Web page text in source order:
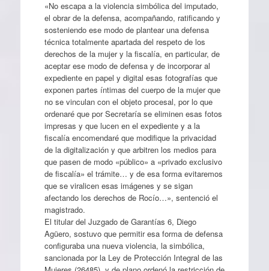
«No escapa a la violencia simbólica del imputado,
el obrar de la defensa, acompañando, ratificando y
sosteniendo ese modo de plantear una defensa
técnica totalmente apartada del respeto de los
derechos de la mujer y la fiscalía, en particular, de
aceptar ese modo de defensa y de incorporar al
expediente en papel y digital esas fotografías que
exponen partes íntimas del cuerpo de la mujer que
no se vinculan con el objeto procesal, por lo que
ordenaré que por Secretaría se eliminen esas fotos
impresas y que lucen en el expediente y a la
fiscalía encomendaré que modifique la privacidad
de la digitalización y que arbitren los medios para
que pasen de modo «público» a «privado exclusivo
de fiscalía» el trámite… y de esa forma evitaremos
que se viralicen esas imágenes y se sigan
afectando los derechos de Rocío…», sentenció el
magistrado.
El titular del Juzgado de Garantías 6, Diego
Agüero, sostuvo que permitir esa forma de defensa
configuraba una nueva violencia, la simbólica,
sancionada por la Ley de Protección Integral de las